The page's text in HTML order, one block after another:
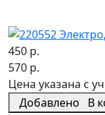
450 р.
570 р.
Цена указана с
Добавлено
В